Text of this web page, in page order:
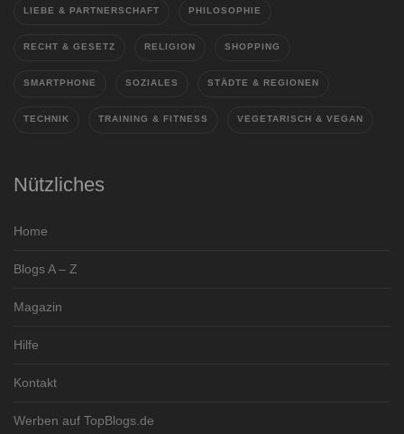
LIEBE & PARTNERSCHAFT PHILOSOPHIE
RECHT & GESETZ RELIGION SHOPPING
SMARTPHONE SOZIALES STÄDTE & REGIONEN
TECHNIK TRAINING & FITNESS VEGETARISCH & VEGAN
Nützliches
Home
Blogs A – Z
Magazin
Hilfe
Kontakt
Werben auf TopBlogs.de